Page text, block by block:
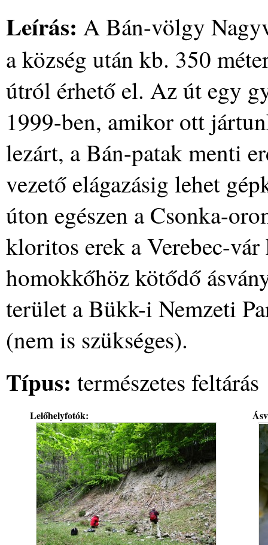
Leírás: A Bán-völgy
a község után kb. 350
útról érhető el. Az út egy
1999-ben, amikor ott
lezárt, a Bán-patak menti
vezető elágazásig lehet
úton egészen a Csonka-
kloritos erek a Verebec-
homokkőhöz kötődő
terület a Bükk-i Nemzeti
(nem is szükséges).
Típus: természetes feltárás
Lelőhelyfotók: